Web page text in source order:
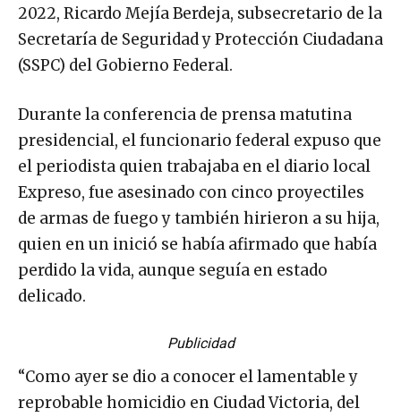
2022, Ricardo Mejía Berdeja, subsecretario de la
Secretaría de Seguridad y Protección Ciudadana
(SSPC) del Gobierno Federal.
Durante la conferencia de prensa matutina
presidencial, el funcionario federal expuso que
el periodista quien trabajaba en el diario local
Expreso, fue asesinado con cinco proyectiles
de armas de fuego y también hirieron a su hija,
quien en un inició se había afirmado que había
perdido la vida, aunque seguía en estado
delicado.
Publicidad
“Como ayer se dio a conocer el lamentable y
reprobable homicidio en Ciudad Victoria, del